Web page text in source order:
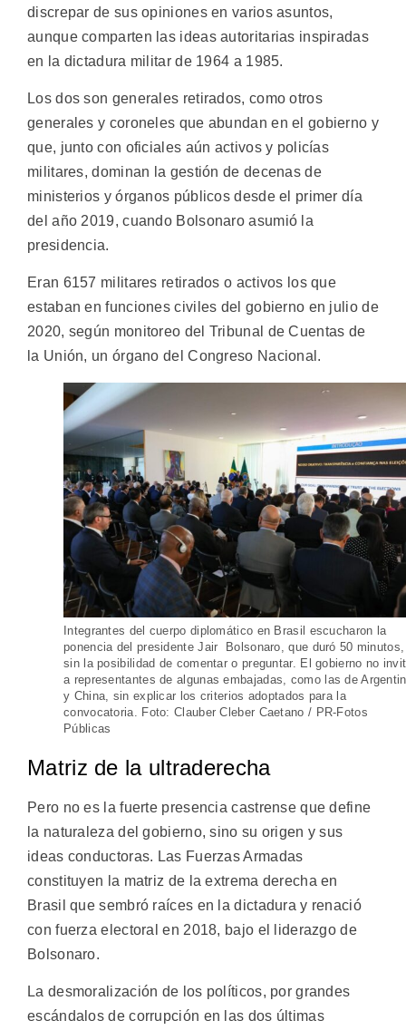
discrepar de sus opiniones en varios asuntos,
aunque comparten las ideas autoritarias inspiradas
en la dictadura militar de 1964 a 1985.
Los dos son generales retirados, como otros
generales y coroneles que abundan en el gobierno y
que, junto con oficiales aún activos y policías
militares, dominan la gestión de decenas de
ministerios y órganos públicos desde el primer día
del año 2019, cuando Bolsonaro asumió la
presidencia.
Eran 6157 militares retirados o activos los que
estaban en funciones civiles del gobierno en julio de
2020, según monitoreo del Tribunal de Cuentas de
la Unión, un órgano del Congreso Nacional.
Integrantes del cuerpo diplomático en Brasil escucharon la
ponencia del presidente Jair Bolsonaro, que duró 50 minutos,
sin la posibilidad de comentar o preguntar. El gobierno no
a representantes de algunas embajadas, como las de
y China, sin explicar los criterios adoptados para la
convocatoria. Foto: Clauber Cleber Caetano / PR-Fotos
Públicas
Matriz de la ultraderecha
Pero no es la fuerte presencia castrense que define
la naturaleza del gobierno, sino su origen y sus
ideas conductoras. Las Fuerzas Armadas
constituyen la matriz de la extrema derecha en
Brasil que sembró raíces en la dictadura y renació
con fuerza electoral en 2018, bajo el liderazgo de
Bolsonaro.
La desmoralización de los políticos, por grandes
escándalos de corrupción en las dos últimas